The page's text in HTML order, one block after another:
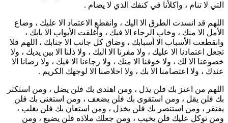
التي لا تنام ، واكلأنا في كنفك الذي لا يضام .
اللهم قد انسدت الطرق الا اليك ، وانقطع الاعتماد الا عليك ، وضاع
الأمل الا منك ، وخاب الرجاء الا فيك ، وأغلقت الأبواب الا بابك ،
وانقطعت الأسباب الا أسبابك ، وضاق كل جانب الا جنابك ، اللهم فلا
تجعل اعتمادنا الا عليك ، ولا مفرنا الا اليك ، ولا ذلنا الا بين يديك ، ولا
خضوعنا الا لك ، ولا خوفنا الا منك ، ولا رجاءنا الا فيك ، ولا رضانا الا
عندك ، ولا اعتصامنا الا بك ، ولا اخلاصنا الا لوجهك الكريم .
اللهم من اعتز بك فلن يذل ، ومن اهتدى بك فلن يضل ، ومن استكثر
بك فلن يقل ، ومن استقوى بك فلن يضعف ، ومن استغنى بك فلن
يفتقر ، ومن استنصر بك فلن يخذل ، ومن استعان بك فلن يغلب ،
ومن توكل عليك فلن يخيب ، ومن جعلك ملاذه فلن يضيع ، ومن